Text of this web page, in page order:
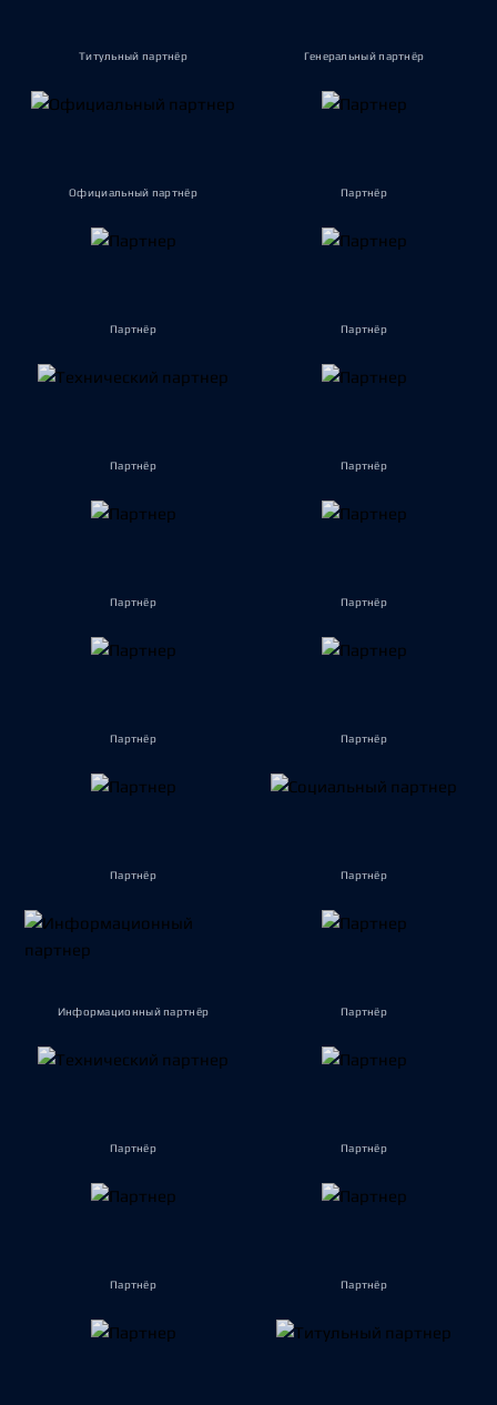
Титульный партнёр Генеральный партнёр
Официальный партнёр Партнёр
Партнёр Партнёр
Партнёр Партнёр
Партнёр Партнёр
Партнёр Партнёр
Партнёр Партнёр
Информационный партнёр Партнёр
Партнёр Партнёр
Партнёр Партнёр